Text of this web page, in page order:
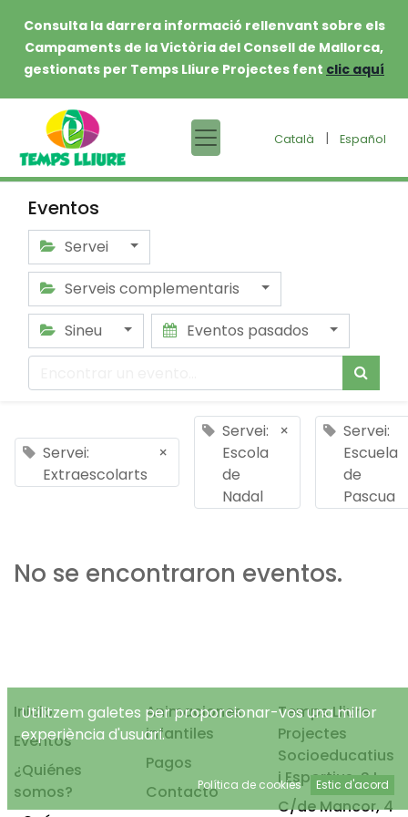
Consulta la darrera informació rellenvant sobre els
Campaments de la Victòria del Consell de Mallorca,
gestionats per Temps Lliure Projectes fent clic aquí
Català | Español
Eventos
Servei
Serveis complementaris
Sineu
Eventos pasados
Servei:
Extraescolarts
×
Servei:
Escola
de
Nadal
×
Servei:
Escuela
de
Pascua
No se encontraron eventos.
Inicio
Eventos
¿Quiénes
somos?
Animaciones
infantiles
Pagos
Contacto
Temps Lliure
Projectes
Socioeducatius
i Esportius, S.L.
C/de Mancor, 4
Utilitzem galetes per proporcionar-vos una millor
experiència d'usuari.
Política de cookies Estic d'acord